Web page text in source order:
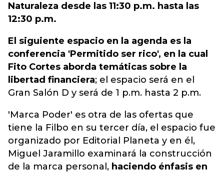
Naturaleza desde las 11:30 p.m. hasta las
12:30 p.m.
El siguiente espacio en la agenda es la
conferencia 'Permitido ser rico', en la cual
Fito Cortes aborda temáticas sobre la
libertad financiera; el espacio será en el
Gran Salón D y será de 1 p.m. hasta 2 p.m.
'Marca Poder' es otra de las ofertas que
tiene la Filbo en su tercer día, el espacio fue
organizado por Editorial Planeta y en él,
Miguel Jaramillo examinará la construcción
de la marca personal, haciendo énfasis en